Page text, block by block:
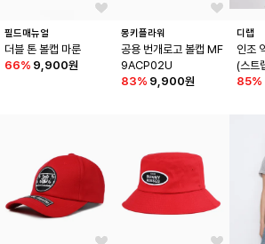
필드매뉴얼
더블 톤 볼캡 마룬
66% 9,900원
몽키플라워
공용 번개로고 볼캡 MF
9ACP02U
83% 9,900원
디랩
인조
(스트
85%